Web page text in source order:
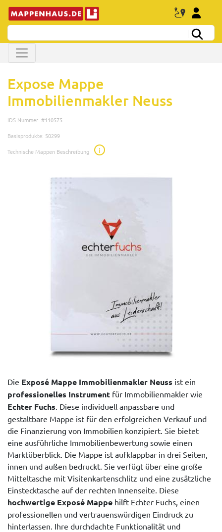
Expose Mappe
Immobilienmakler Neuss
IDS Nummer: #110575
Basisprodukte: 50299
Technische Mappen Beschreibung
i
Die Exposé Mappe Immobilienmakler Neuss ist ein
professionelles Instrument für Immobilienmakler wie
Echter Fuchs . Diese individuell anpassbare und
gestaltbare Mappe ist für den erfolgreichen Verkauf und
die Finanzierung von Immobilien konzipiert. Sie bietet
eine ausführliche Immobilienbewertung sowie einen
Marktüberblick. Die Mappe ist aufklappbar in drei Seiten,
innen und außen bedruckt. Sie verfügt über eine große
Mitteltasche mit Visitenkartenschlitz und eine zusätzliche
Einstecktasche auf der rechten Innenseite. Diese
hochwertige Exposé Mappe hilft Echter Fuchs, einen
professionellen und vertrauenswürdigen Eindruck zu
hinterlassen. Ihre durchdachte Funktionalität und